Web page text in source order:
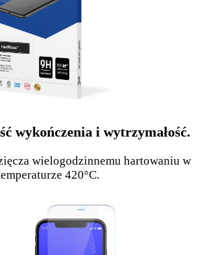
wykończenia i wytrzymałość.
wielogodzinnemu hartowaniu w
420°C.